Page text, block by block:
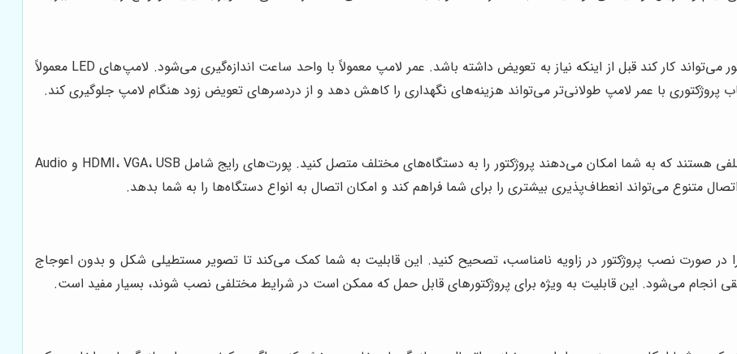
عمر لامپ نشان‌دهنده مدت زمانی است که لامپ پروژکتور می‌تواند کار کند قبل از اینکه نیاز به تعویض داشته باشد. عمر لامپ معمولاً با واحد ساعت اندازه‌گیری می‌شود. لامپ‌های LED معمولاً
پروژکتوری با عمر لامپ طولانی‌تر می‌تواند هزینه‌های نگهداری را کاهش دهد و از دردسرهای تعویض زود هنگام لامپ جلوگیری کند.
گزینه‌های اتصال شامل پورت‌های ورودی و خروجی مختلفی هستند که به شما امکان می‌دهند پروژکتور را به دستگاه‌های مختلف متصل کنید. پورت‌های رایج شامل HDMI، VGA، USB و Audio
صورت نصب پروژکتور در زاویه نامناسب، تصحیح کنید. این قابلیت به شما کمک می‌کند تا تصویر مستطیلی شکل و بدون اعوجاج
انجام می‌شود. این قابلیت به ویژه برای پروژکتورهای قابل حمل که ممکن است در شرایط مختلفی نصب شوند، بسیار مفید است.